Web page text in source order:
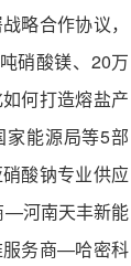
略合作协议，
蓝海”
硝酸镁、20万
潍新材料项目
何打造熔盐产
家能源局等5部
绿色微电网的
酸钠专业供应
常
—河南天丰新能
会员
服务商—哈密科